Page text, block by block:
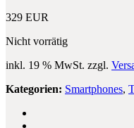
329 EUR
Nicht vorrätig
inkl. 19 % MwSt. zzgl.
Kategorien: Smartphones,